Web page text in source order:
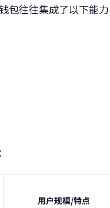
往往集成了以下能力
用户规模/特点